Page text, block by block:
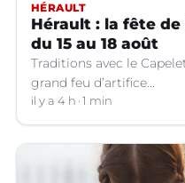
HÉRAULT
Hérault : la fête
du 15 au 18 août
Traditions avec le
grand feu d’artifice...
il y a 4 h 1 min